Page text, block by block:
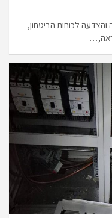
לכוחות הביטחון,